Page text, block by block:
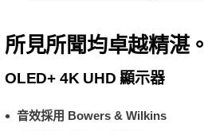
所見所聞均卓越精湛。
OLED+ 4K UHD 顯示器
音效採用 Bowers & Wilkins